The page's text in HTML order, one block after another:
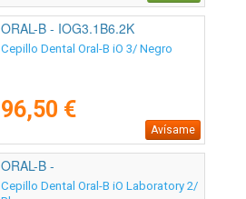
ORAL-B - IOG3.1B6.2K
Cepillo Dental Oral-B iO 3/ Negro
96,50 €
Avísame
ORAL-B -
Cepillo Dental Oral-B iO Laboratory 2/